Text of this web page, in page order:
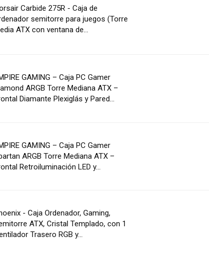
Carbide 275R - Caja de
semitorre para juegos (Torre
ATX con ventana de...
GAMING – Caja PC Gamer
ARGB Torre Mediana ATX –
Diamante Plexiglás y Pared...
GAMING – Caja PC Gamer
ARGB Torre Mediana ATX –
Retroiluminación LED y...
- Caja Ordenador, Gaming,
ATX, Cristal Templado, con 1
Trasero RGB y...